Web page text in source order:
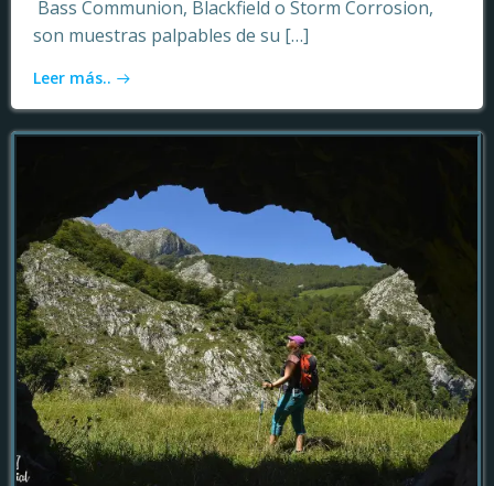
Bass Communion, Blackfield o Storm Corrosion,
son muestras palpables de su […]
Leer más..